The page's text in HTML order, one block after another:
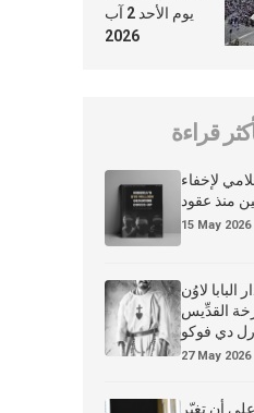
يوم الأحد 2 آب
2026
قراءة
لإخفاء
منذ عقود
15 May 2026
البابا لاوُن
القدِّيس
دي فوكو
27 May 2026
على أن تغيّر